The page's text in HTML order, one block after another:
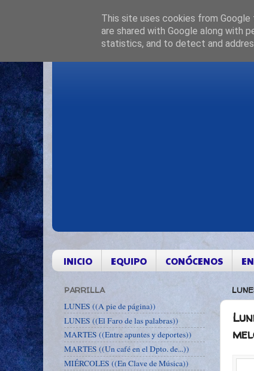
INICIO EQUIPO CONÓCENOS
PARRILLA
LUNES ((A pie de página))
LUNES ((El Faro de las palabras))
MARTES ((Entre apuntes y deportes))
MARTES ((Un café en el Dpto. de...))
MIÉRCOLES ((En Clave de Música))
This site uses cookies from
are shared with Google along with
statistics, and to detect and